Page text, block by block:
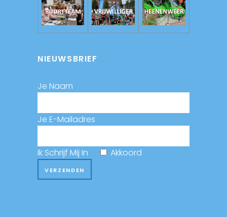
NIEUWSBRIEF
Je Naam
Je E-Mailadres
Ik Schrijf Mij In Akkoord